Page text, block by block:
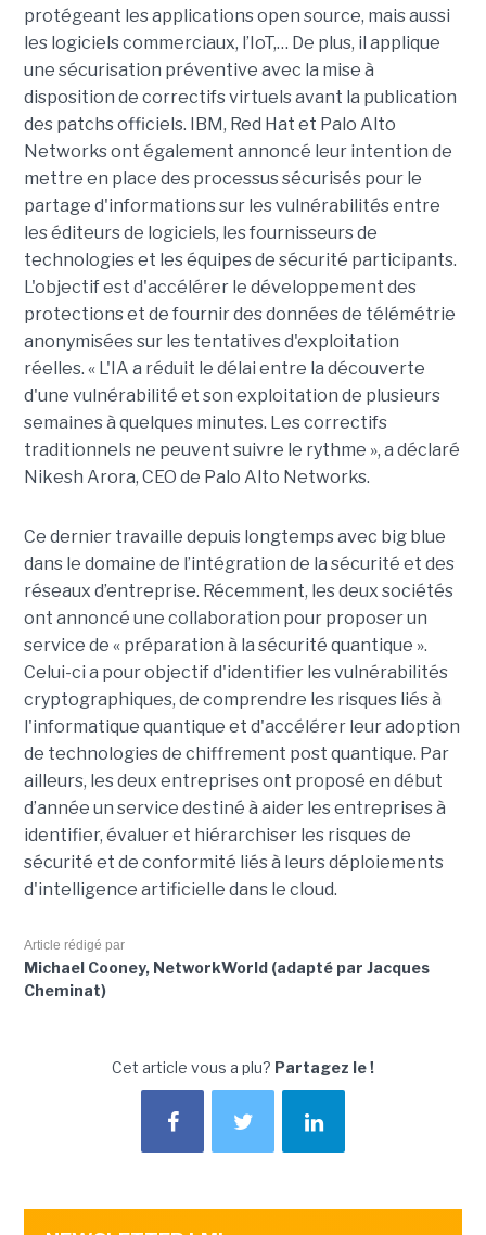
protégeant les applications open source, mais aussi
les logiciels commerciaux, l’IoT,… De plus, il applique
une sécurisation préventive avec la mise à
disposition de correctifs virtuels avant la publication
des patchs officiels. IBM, Red Hat et Palo Alto
Networks ont également annoncé leur intention de
mettre en place des processus sécurisés pour le
partage d'informations sur les vulnérabilités entre
les éditeurs de logiciels, les fournisseurs de
technologies et les équipes de sécurité participants.
L'objectif est d'accélérer le développement des
protections et de fournir des données de télémétrie
anonymisées sur les tentatives d'exploitation
réelles. « L'IA a réduit le délai entre la découverte
d'une vulnérabilité et son exploitation de plusieurs
semaines à quelques minutes. Les correctifs
traditionnels ne peuvent suivre le rythme », a déclaré
Nikesh Arora, CEO de Palo Alto Networks.
Ce dernier travaille depuis longtemps avec big blue
dans le domaine de l’intégration de la sécurité et des
réseaux d’entreprise. Récemment, les deux sociétés
ont annoncé une collaboration pour proposer un
service de « préparation à la sécurité quantique ».
Celui-ci a pour objectif d'identifier les vulnérabilités
cryptographiques, de comprendre les risques liés à
l'informatique quantique et d'accélérer leur adoption
de technologies de chiffrement post quantique. Par
ailleurs, les deux entreprises ont proposé en début
d’année un service destiné à aider les entreprises à
identifier, évaluer et hiérarchiser les risques de
sécurité et de conformité liés à leurs déploiements
d'intelligence artificielle dans le cloud.
Article rédigé par
Michael Cooney, NetworkWorld (adapté par Jacques
Cheminat)
Cet article vous a plu? Partagez le !